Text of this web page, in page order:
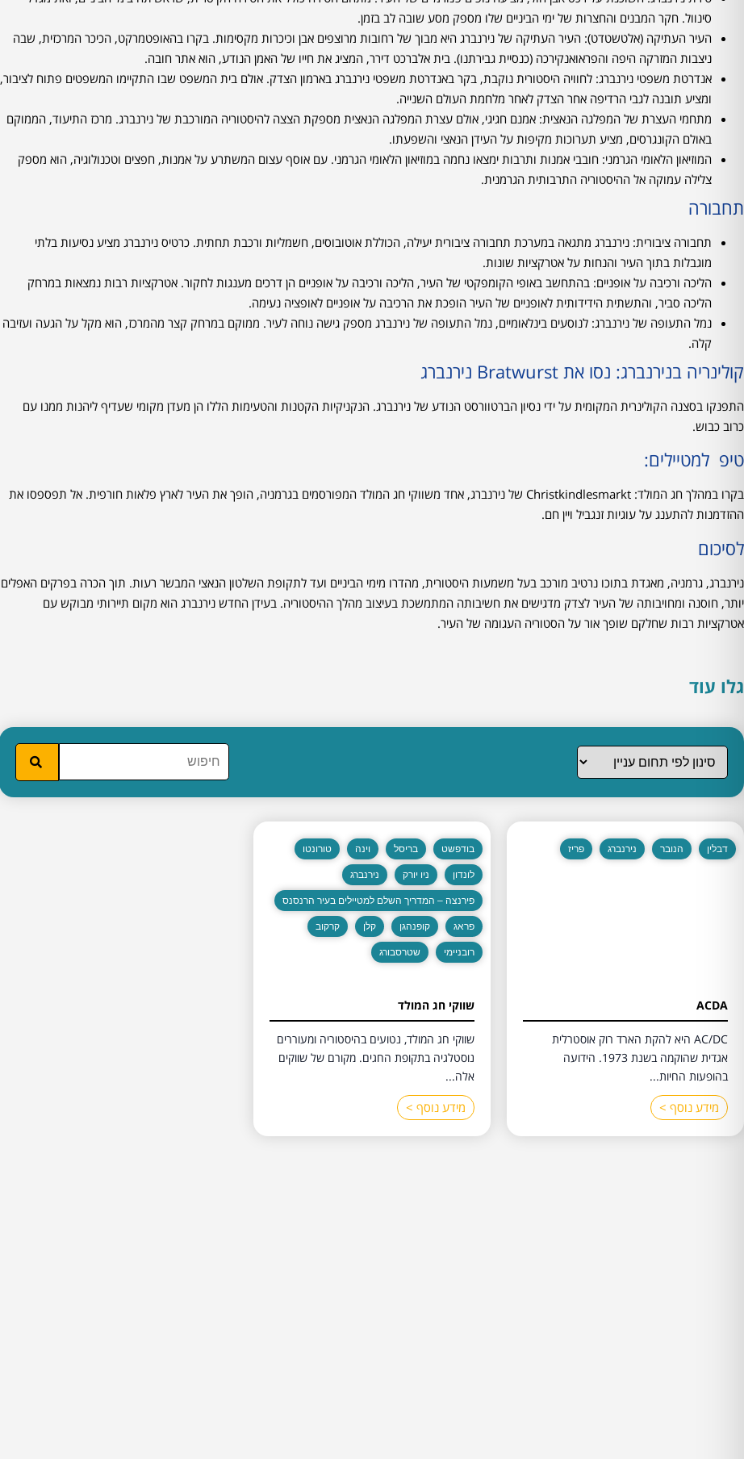
סינוול. חקר המבנים והחצרות של ימי הביניים שלו מספק מסע שובה לב בזמן.
העיר העתיקה (אלטשטדט): העיר העתיקה של נירנברג היא מבוך של רחובות מרוצפים אבן וכיכרות מקסימות. בקרו בהאופטמרקט, הכיכר המרכזית, שבה
ניצבות המזרקה היפה והפראואנקירכה (כנסיית גבירתנו). בית אלברכט דירר, המציג את חייו של האמן הנודע, הוא אתר חובה.
אנדרטת משפטי נירנברג: לחוויה היסטורית נוקבת, בקר באנדרטת משפטי נירנברג בארמון הצדק. אולם בית המשפט שבו התקיימו המשפטים פתוח לציבור,
ומציע תובנה לגבי הרדיפה אחר הצדק לאחר מלחמת העולם השנייה.
מתחמי העצרת של המפלגה הנאצית: אמנם חגיגי, אולם עצרת המפלגה הנאצית מספקת הצצה להיסטוריה המורכבת של נירנברג. מרכז התיעוד, הממוקם
באולם הקונגרסים, מציע תערוכות מקיפות על העידן הנאצי והשפעתו.
המוזיאון הלאומי הגרמני: חובבי אמנות ותרבות ימצאו נחמה במוזיאון הלאומי הגרמני. עם אוסף עצום המשתרע על אמנות, חפצים וטכנולוגיה, הוא מספק
צלילה עמוקה אל ההיסטוריה התרבותית הגרמנית.
תחבורה
תחבורה ציבורית: נירנברג מתגאה במערכת תחבורה ציבורית יעילה, הכוללת אוטובוסים, חשמליות ורכבת תחתית. כרטיס נירנברג מציע נסיעות בלתי
מוגבלות בתוך העיר והנחות על אטרקציות שונות.
הליכה ורכיבה על אופניים: בהתחשב באופי הקומפקטי של העיר, הליכה ורכיבה על אופניים הן דרכים מענגות לחקור. אטרקציות רבות נמצאות במרחק
הליכה סביר, והתשתית הידידותית לאופניים של העיר הופכת את הרכיבה על אופניים לאופציה נעימה.
נמל התעופה של נירנברג: לנוסעים בינלאומיים, נמל התעופה של נירנברג מספק גישה נוחה לעיר. ממוקם במרחק קצר מהמרכז, הוא מקל על הגעה ועזיבה
קלה.
קולינריה בנירנברג: נסו את Bratwurst נירנברג
התפנקו בסצנה הקולינרית המקומית על ידי נסיון הברטוורסט הנודע של נירנברג. הנקניקיות הקטנות והטעימות הללו הן מעדן מקומי שעדיף ליהנות ממנו עם
כרוב כבוש.
טיפ למטיילים:
בקרו במהלך חג המולד: Christkindlesmarkt של נירנברג, אחד משווקי חג המולד המפורסמים בגרמניה, הופך את העיר לארץ פלאות חורפית. אל תפספסו את
ההזדמנות להתענג על עוגיות זנגביל ויין חם.
לסיכום
נירנברג, גרמניה, מאגדת בתוכו נרטיב מורכב בעל משמעות היסטורית, מהדרו מימי הביניים ועד לתקופת השלטון הנאצי המבשר רעות. תוך הכרה בפרקים האפלים
יותר, חוסנה ומחויבותה של העיר לצדק מדגישים את חשיבותה המתמשכת בעיצוב מהלך ההיסטוריה. בעידן החדש נירנברג הוא מקום תיירותי מבוקש עם
אטרקציות רבות שחלקם שופך אור על הסטוריה העגומה של העיר.
גלו עוד
דבלין הנובר נירנברג פריז
ACDA
AC/DC היא להקת הארד רוק אוסטרלית
אגדית שהוקמה בשנת 1973. הידועה
בהופעות החיות...
מידע נוסף >
בודפשט בריסל וינה טורונטו
לונדון ניו יורק נירנברג
פירנצה – המדריך השלם למטיילים בעיר הרנסנס
פראג קופנהגן קלן קרקוב
רובניימי שטרסבורג
שווקי חג המולד
שווקי חג המולד, נטועים בהיסטוריה ומעוררים
נוסטלגיה בתקופת החגים. מקורם של שווקים
אלה...
מידע נוסף >